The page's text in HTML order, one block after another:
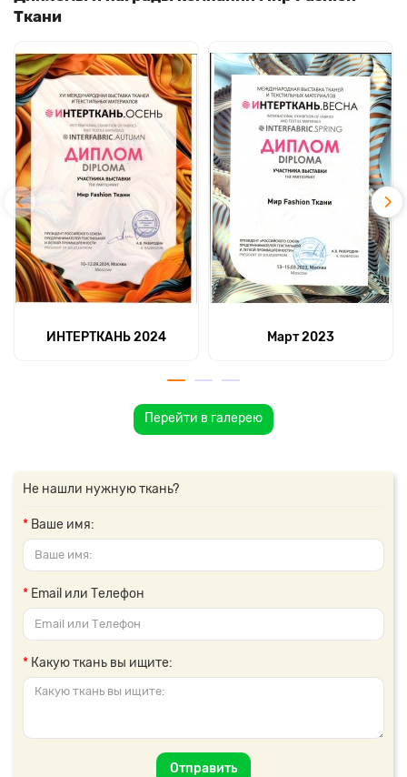
Ткани
ИНТЕРТКАНЬ 2024 Март 2023
Перейти в галерею
Не нашли нужную ткань?
Ваше имя:
Email или Телефон
Какую ткань вы ищите:
Отправить